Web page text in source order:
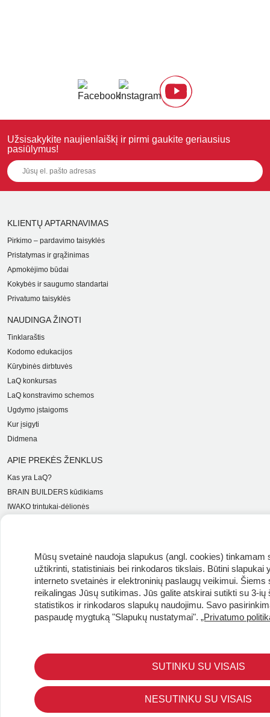
Užsisakykite naujienlaiškį ir pirmi gaukite geriausius
pasiūlymus!
KLIENTŲ APTARNAVIMAS
Pirkimo – pardavimo taisyklės
Pristatymas ir grąžinimas
Apmokėjimo būdai
Kokybės ir saugumo standartai
Privatumo taisyklės
NAUDINGA ŽINOTI
Tinklaraštis
Kodomo edukacijos
Kūrybinės dirbtuvės
LaQ konkursas
LaQ konstravimo schemos
Ugdymo įstaigoms
Kur įsigyti
Didmena
APIE PREKĖS ŽENKLUS
Kas yra LaQ?
BRAIN BUILDERS kūdikiams
IWAKO trintukai-dėlionės
PARDUOTUVĖS INFORMACIJA
MB "Creator Japonicus"
įm. kodas 303423019
PVM mok. kodas LT100008921814
Bajorų g. 9, Migūnai, Vilniaus raj.,
LT-13243, Lietuva
+370 659 31 477
info@japoko.com
Maisto tvarkymo subjekto numeris 130022345
Mūsų svetainė naudoja slapukus (angl. cookies) tinkamam
užtikrinti, statistiniais bei rinkodaros tikslais. Būtini slapukai
interneto svetainės ir elektroninių paslaugų veikimui. Šiems
reikalingas Jūsų sutikimas. Jūs galite atskirai sutikti su 3-ių
statistikos ir rinkodaros slapukų naudojimu. Savo
paspaudę mygtuką "Slapukų nustatymai". „Privatumo
SUTINKU SU VISAIS
NESUTINKU SU VISAIS